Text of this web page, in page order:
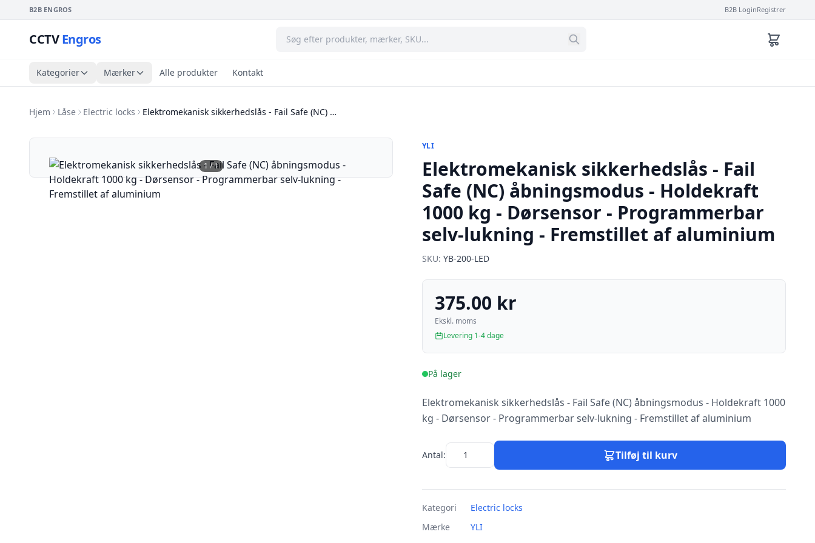
B2B ENGROS B2B LoginRegistrer
CCTVEngros
Kategorier Mærker Alle produkter Kontakt
Hjem Låse Electric locks Elektromekanisk sikkerhedslås - Fail Safe (NC) …
1 /1
YLI
Elektromekanisk sikkerhedslås - Fail
Safe (NC) åbningsmodus - Holdekraft
1000 kg - Dørsensor - Programmerbar
selv-lukning - Fremstillet af aluminium
SKU: YB-200-LED
375.00 kr
Ekskl. moms
Levering 1-4 dage
På lager
Elektromekanisk sikkerhedslås - Fail Safe (NC) åbningsmodus - Holdekraft 1000
kg - Dørsensor - Programmerbar selv-lukning - Fremstillet af aluminium
Antal: Tilføj til kurv
Kategori
Electric locks
Mærke
YLI